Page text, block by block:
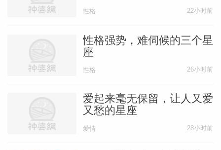
性格 22小时前
性格强势，难伺候的三个星
座
性格 26小时前
爱起来毫无保留，让人又爱
又愁的星座
爱情 28小时前